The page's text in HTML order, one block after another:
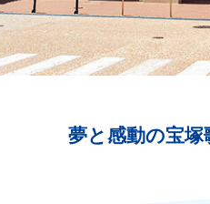
夢と感動の宝塚